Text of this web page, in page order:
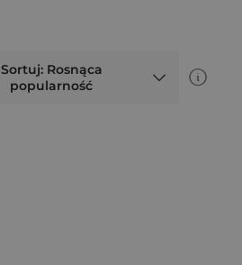
Sortuj: Rosnąca
popularność